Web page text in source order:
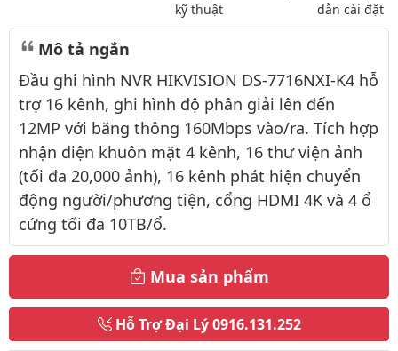
kỹ thuật
dẫn cài đặt
Mô tả ngắn
Đầu ghi hình NVR HIKVISION DS-7716NXI-K4 hỗ
trợ 16 kênh, ghi hình độ phân giải lên đến
12MP với băng thông 160Mbps vào/ra. Tích hợp
nhận diện khuôn mặt 4 kênh, 16 thư viện ảnh
(tối đa 20,000 ảnh), 16 kênh phát hiện chuyển
động người/phương tiện, cổng HDMI 4K và 4 ổ
cứng tối đa 10TB/ổ.
Mua sản phẩm
Hỗ Trợ Đại Lý0916.131.252